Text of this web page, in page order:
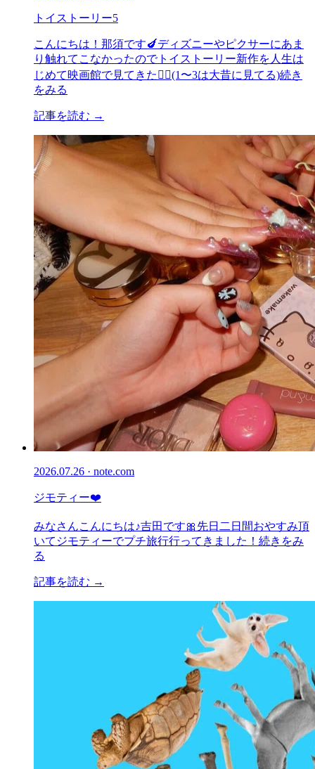
トイストーリー5
こんにちは！那須です🍆ディズニーやピクサーにあま
り触れてこなかったのでトイストーリー新作を人生は
じめて映画館で見てきた🏃‍♂️(1〜3は大昔に見てる)続き
をみる
記事を読む →
2026.07.26 · note.com
ジモティー❤️
みなさんこんにちは♪吉田です🎀先日二日間おやすみ頂
いてジモティーでプチ旅行行ってきました！続きをみ
る
記事を読む →